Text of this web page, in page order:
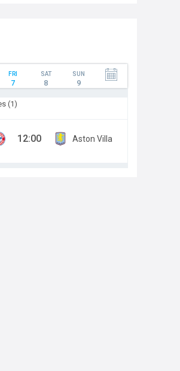
FRI
7
SAT
8
SUN
9
(1)
12:00 Aston Villa